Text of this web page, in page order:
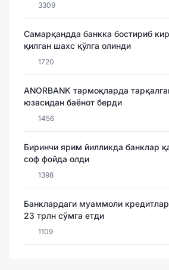
3309
Самарқандда банкка бостириб
қилган шахс қўлга олинди
1720
ANORBANK тармоқларда
юзасидан баёнот берди
1456
Биринчи ярим йилликда банклар
соф фойда олди
1398
Банклардаги муаммоли
23 трлн сўмга етди
1109